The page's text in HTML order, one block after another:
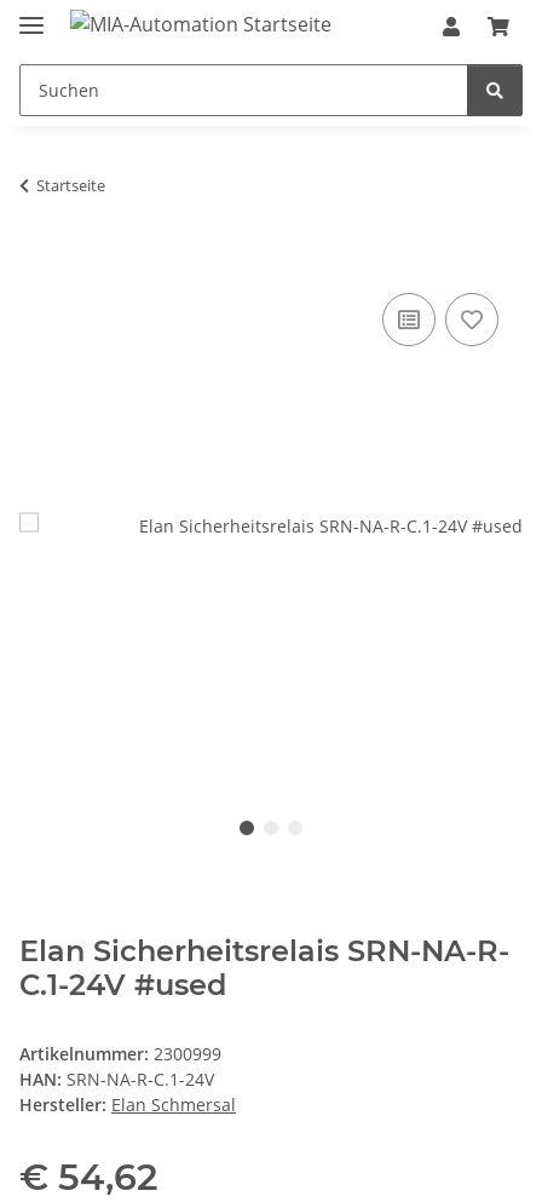
Startseite
Elan Sicherheitsrelais SRN-NA-R-
C.1-24V #used
Artikelnummer: 2300999
HAN: SRN-NA-R-C.1-24V
Hersteller: Elan Schmersal
€ 54,62